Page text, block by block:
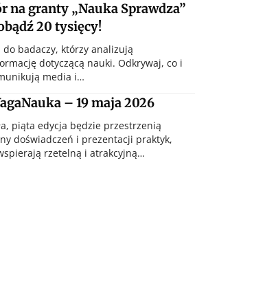
na granty „Nauka Sprawdza”
20 tysięcy!
do badaczy, którzy analizują
dotyczącą nauki. Odkrywaj, co i
media i…
– 19 maja 2026
piąta edycja będzie przestrzenią
doświadczeń i prezentacji praktyk,
rzetelną i atrakcyjną…